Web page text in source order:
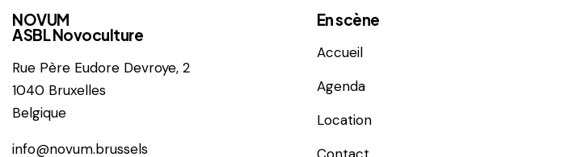
NOVUM
ASBL Novoculture
Rue Père Eudore Devroye, 2
1040 Bruxelles
Belgique
info@novum.brussels
En scène
Accueil
Agenda
Location